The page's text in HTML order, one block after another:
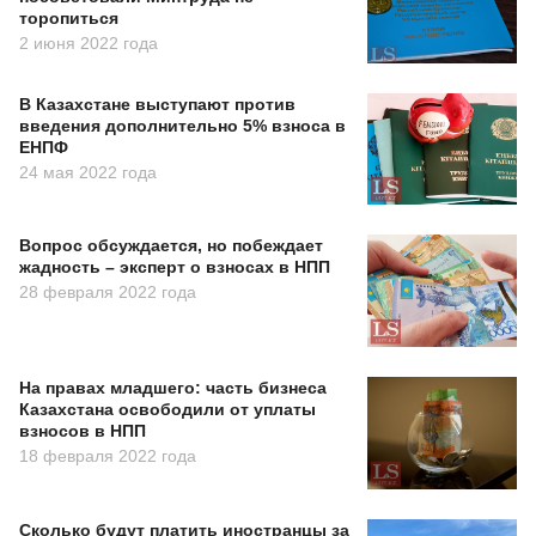
торопиться
2 июня 2022 года
В Казахстане выступают против
введения дополнительно 5% взноса в
ЕНПФ
24 мая 2022 года
Вопрос обсуждается, но побеждает
жадность – эксперт о взносах в НПП
28 февраля 2022 года
На правах младшего: часть бизнеса
Казахстана освободили от уплаты
взносов в НПП
18 февраля 2022 года
Сколько будут платить иностранцы за